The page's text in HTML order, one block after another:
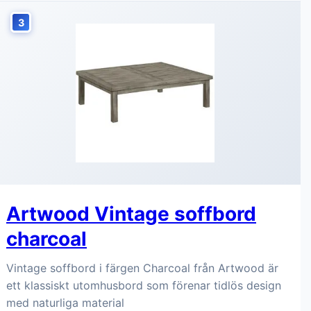
3
Artwood Vintage soffbord
charcoal
Vintage soffbord i färgen Charcoal från Artwood är
ett klassiskt utomhusbord som förenar tidlös design
med naturliga material